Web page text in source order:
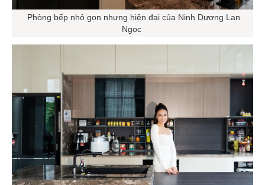
Phòng bếp nhỏ gọn nhưng hiện đại của Ninh Dương Lan
Ngọc